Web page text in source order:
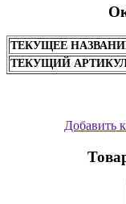
ТЕКУЩЕЕ
ТЕКУЩИЙ
Добавить